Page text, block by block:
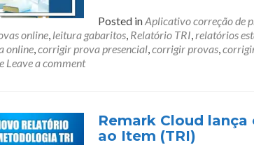
Posted inAplicativo correção de
online, leitura gabaritos, Relatório TRI,relatórios
online,corrigir prova presencial,corrigir provas,
Leave a comment
Remark Cloud
ao Item (TRI)